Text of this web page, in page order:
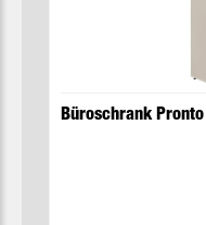
Büroschrank